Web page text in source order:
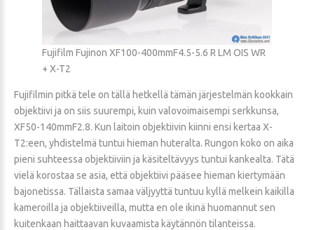
Fujifilm Fujinon XF100-400mmF4.5-5.6 R LM OIS WR
+ X-T2
Fujifilmin pitkä tele on tällä hetkellä tämän järjestelmän kookkain
objektiivi ja on siis suurempi, kuin valovoimaisempi serkkunsa,
XF50-140mmF2.8. Kun laitoin objektiivin kiinni ensi kertaa X-
T2:een, yhdistelmä tuntui hieman huteralta. Rungon koko on aika
pieni suhteessa objektiiviin ja käsiteltävyys tuntui kankealta. Tätä
vielä korostaa se asia, että objektiivi pääsee hieman kiertymään
bajonetissa. Tällaista samaa väljyyttä tuntuu kyllä melkein kaikilla
kameroilla ja objektiiveilla, mutta en ole ikinä huomannut sen
kuitenkaan haittaavan kuvaamista käytännön tilanteissa.